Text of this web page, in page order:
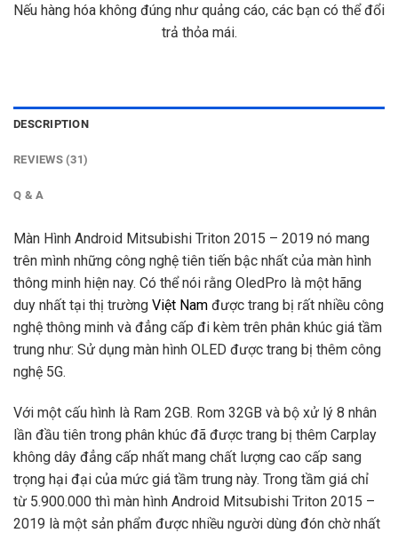
Nếu hàng hóa không đúng như quảng cáo, các bạn có thể đổi
trả thỏa mái.
DESCRIPTION
REVIEWS (31)
Q & A
Màn Hình Android Mitsubishi Triton 2015 – 2019 nó mang
trên mình những công nghệ tiên tiến bậc nhất của màn hình
thông minh hiện nay. Có thể nói rằng OledPro là một hãng
duy nhất tại thị trường Việt Nam được trang bị rất nhiều công
nghệ thông minh và đẳng cấp đi kèm trên phân khúc giá tầm
trung như: Sử dụng màn hình OLED được trang bị thêm công
nghệ 5G.
Với một cấu hình là Ram 2GB. Rom 32GB và bộ xử lý 8 nhân
lần đầu tiên trong phân khúc đã được trang bị thêm Carplay
không dây đẳng cấp nhất mang chất lượng cao cấp sang
trọng hại đại của mức giá tầm trung này. Trong tầm giá chỉ
từ 5.900.000 thì màn hình Android Mitsubishi Triton 2015 –
2019 là một sản phẩm được nhiều người dùng đón chờ nhất